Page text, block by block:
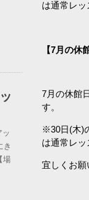
き
場
は通常レッ
【7月の休
7月の休館
す。
※30日(木)
は通常レッ
宜しくお願